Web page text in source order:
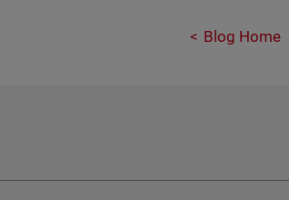
Blog Home